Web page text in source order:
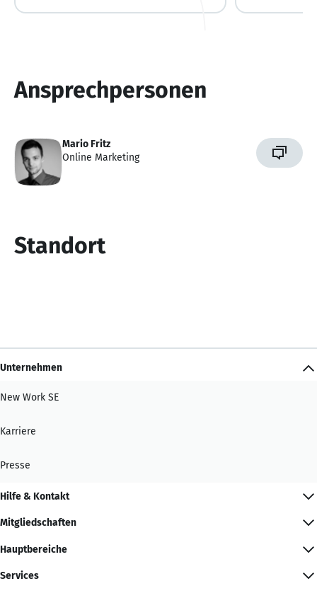
Ansprechpersonen
Mario Fritz
Online Marketing
Standort
Unternehmen
New Work SE
Karriere
Presse
Hilfe & Kontakt
Mitgliedschaften
Hauptbereiche
Services